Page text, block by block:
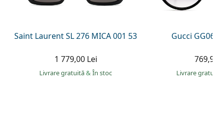
Persol
Saint Laurent SL 276 MICA 001 53
1 779,00 Lei
Livrare gratuită& În stoc
Gucci
Livrare